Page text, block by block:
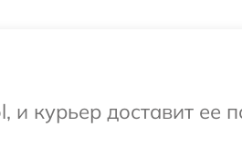
курьер доставит ее